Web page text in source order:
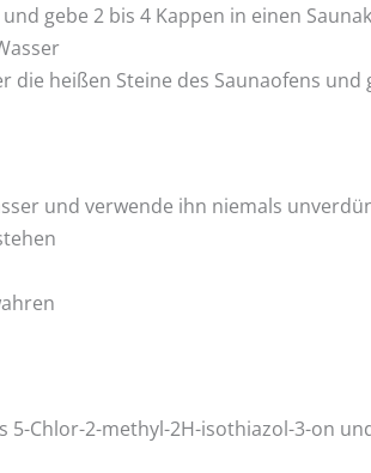
gebe 2 bis 4 Kappen in einen
die heißen Steine des Saunaofens
und verwende ihn niemals
5-Chlor-2-methyl-2H-isothiazol-3-on